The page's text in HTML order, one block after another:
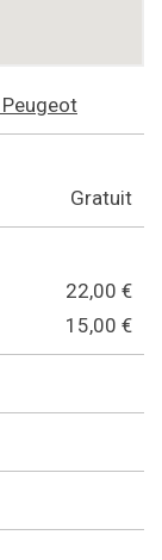
Peugeot
Gratuit
22,00 €
15,00 €